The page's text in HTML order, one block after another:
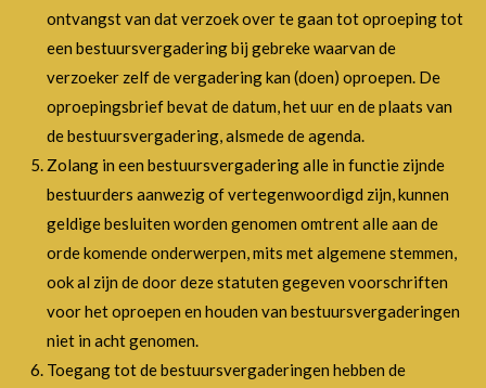
ontvangst van dat verzoek over te gaan tot oproeping tot
een bestuursvergadering bij gebreke waarvan de
verzoeker zelf de vergadering kan (doen) oproepen. De
oproepingsbrief bevat de datum, het uur en de plaats van
de bestuursvergadering, alsmede de agenda.
Zolang in een bestuursvergadering alle in functie zijnde
bestuurders aanwezig of vertegenwoordigd zijn, kunnen
geldige besluiten worden genomen omtrent alle aan de
orde komende onderwerpen, mits met algemene stemmen,
ook al zijn de door deze statuten gegeven voorschriften
voor het oproepen en houden van bestuursvergaderingen
niet in acht genomen.
Toegang tot de bestuursvergaderingen hebben de